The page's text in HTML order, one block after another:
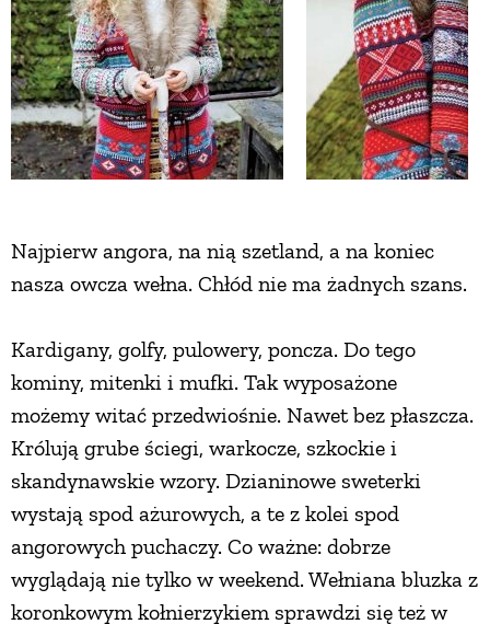
Najpierw angora, na nią szetland, a na koniec
nasza owcza wełna. Chłód nie ma żadnych szans.
Kardigany, golfy, pulowery, poncza. Do tego
kominy, mitenki i mufki. Tak wyposażone
możemy witać przedwiośnie. Nawet bez płaszcza.
Królują grube ściegi, warkocze, szkockie i
skandynawskie wzory. Dzianinowe sweterki
wystają spod ażurowych, a te z kolei spod
angorowych puchaczy. Co ważne: dobrze
wyglądają nie tylko w weekend. Wełniana bluzka z
koronkowym kołnierzykiem sprawdzi się też w